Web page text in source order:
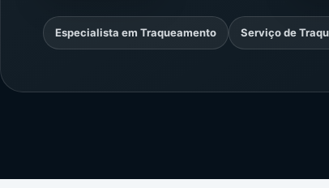
Especialista em Traqueamento Serviço de